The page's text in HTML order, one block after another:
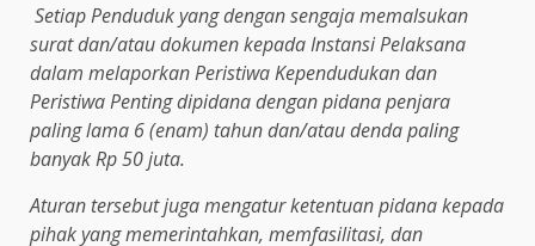
Setiap Penduduk yang dengan sengaja memalsukan
surat dan/atau dokumen kepada Instansi Pelaksana
dalam melaporkan Peristiwa Kependudukan dan
Peristiwa Penting dipidana dengan pidana penjara
paling lama 6 (enam) tahun dan/atau denda paling
banyak Rp 50 juta.
Aturan tersebut juga mengatur ketentuan pidana kepada
pihak yang memerintahkan, memfasilitasi, dan